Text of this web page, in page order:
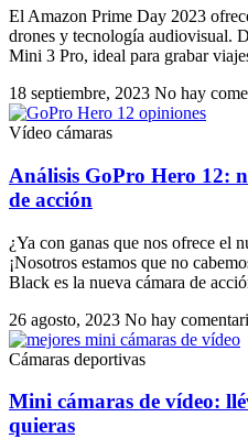
El Amazon Prime Day 2023
drones y tecnología audiovisual.
Mini 3 Pro, ideal para grabar
18 septiembre, 2023 No hay
Vídeo cámaras
Análisis GoPro Hero 12:
de acción
¿Ya con ganas que nos ofrece el
¡Nosotros estamos que no
Black es la nueva cámara de
26 agosto, 2023 No hay
Cámaras deportivas
Mini cámaras de vídeo:
quieras